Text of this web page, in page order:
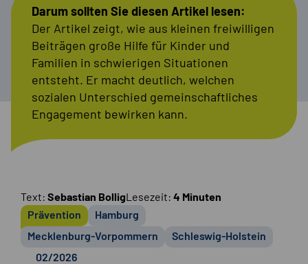
Darum sollten Sie diesen Artikel lesen:
Der Artikel zeigt, wie aus kleinen freiwilligen
Beiträgen große Hilfe für Kinder und
Familien in schwierigen Situationen
entsteht. Er macht deutlich, welchen
sozialen Unterschied gemeinschaftliches
Engagement bewirken kann.
Text: Sebastian BolligLesezeit: 4 Minuten
Prävention
Hamburg
Mecklenburg-Vorpommern
Schleswig-Holstein
02/2026